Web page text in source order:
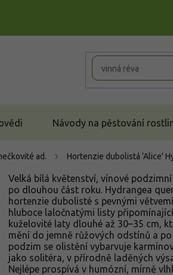
Návody na pěstování
ad. Hortenzie dubolistá 'Alice'
Velká bílá květenství, vínové
po dlouhou část roku. Hydrangea
hortenzie dubolisté s pevnými
hluboce laločnatými listy
kuželovité laty dlouhé až 30–35 cm,
mění do jemně růžových odstínů a
podzim se olistění vybarvuje
jako solitéra, v přírodně laděných
Nejlépe prospívá v humózní, mírně